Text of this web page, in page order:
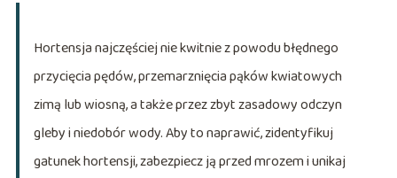
Hortensja najczęściej nie kwitnie z powodu błędnego
przycięcia pędów, przemarznięcia pąków kwiatowych
zimą lub wiosną, a także przez zbyt zasadowy odczyn
gleby i niedobór wody. Aby to naprawić, zidentyfikuj
gatunek hortensji, zabezpiecz ją przed mrozem i unikaj